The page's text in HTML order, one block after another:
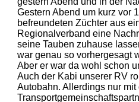
Gestern Abend um kurz vor
befreundeten Züchter aus
Regionalverband eine
seine Tauben zuhause
war genau so vorhergesagt
Aber er war da wohl schon
Auch der Kabi unserer RV
Autobahn. Allerdings nur